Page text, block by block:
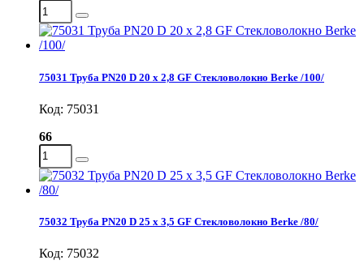
75031 Труба PN20 D 20 x 2,8 GF Стекловолокно Berke /100/
Код: 75031
66
75032 Труба PN20 D 25 x 3,5 GF Стекловолокно Berke /80/
Код: 75032